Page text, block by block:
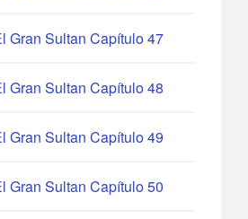
Gran Sultan Capítulo 47
Gran Sultan Capítulo 48
Gran Sultan Capítulo 49
Gran Sultan Capítulo 50